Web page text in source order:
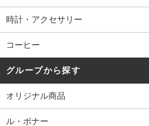
時計・アクセサリー
コーヒー
グループから探す
オリジナル商品
ル・ボナー